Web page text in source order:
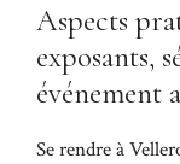
Aspects
exposants,
événement
Se rendre à